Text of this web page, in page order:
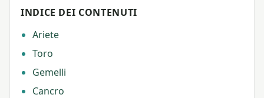
INDICE DEI CONTENUTI
Ariete
Toro
Gemelli
Cancro